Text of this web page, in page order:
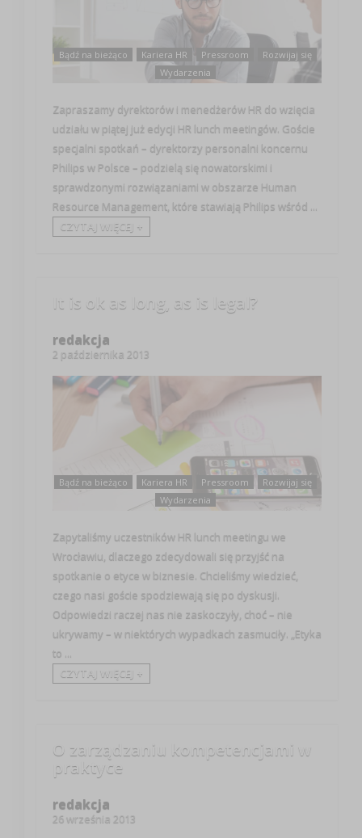
Bądź na bieżąco Kariera HR Pressroom
Rozwijaj się
Wydarzenia
Zapraszamy dyrektorów i menedżerów HR do wzięcia
udziału w piątej już edycji HR lunch meetingów. Goście
specjalni spotkań – dyrektorzy personalni koncernu
Philips w Polsce – podzielą się nowatorskimi i
sprawdzonymi rozwiązaniami w obszarze Human
Resource Management, które stawiają Philips wśród ...
CZYTAJ WIĘCEJ +
It is ok as long, as is legal?
redakcja
2 października 2013
Bądź na bieżąco Kariera HR Pressroom
Rozwijaj się
Wydarzenia
Zapytaliśmy uczestników HR lunch meetingu we
Wrocławiu, dlaczego zdecydowali się przyjść na
spotkanie o etyce w biznesie. Chcieliśmy wiedzieć,
czego nasi goście spodziewają się po dyskusji.
Odpowiedzi raczej nas nie zaskoczyły, choć – nie
ukrywamy – w niektórych wypadkach zasmuciły. „Etyka
to ...
CZYTAJ WIĘCEJ +
O zarządzaniu kompetencjami w
praktyce
redakcja
26 września 2013